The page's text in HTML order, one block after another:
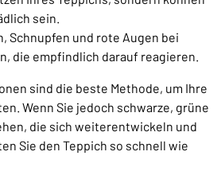
sein.
Schnupfen und rote Augen bei
die empfindlich darauf reagieren.
sind die beste Methode, um Ihre
Wenn Sie jedoch schwarze, grüne
die sich weiterentwickeln und
Sie den Teppich so schnell wie